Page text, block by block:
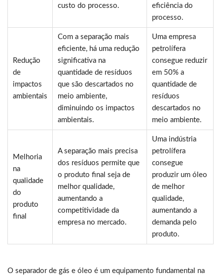
custo do processo.
eficiência do
processo.
Redução
de
impactos
ambientais
Com a separação mais
eficiente, há uma redução
significativa na
quantidade de resíduos
que são descartados no
meio ambiente,
diminuindo os impactos
ambientais.
Uma empresa
petrolífera
consegue reduzir
em 50% a
quantidade de
resíduos
descartados no
meio ambiente.
Melhoria
na
qualidade
do
produto
final
A separação mais precisa
dos resíduos permite que
o produto final seja de
melhor qualidade,
aumentando a
competitividade da
empresa no mercado.
Uma indústria
petrolífera
consegue
produzir um óleo
de melhor
qualidade,
aumentando a
demanda pelo
produto.
O separador de gás e óleo é um equipamento fundamental na